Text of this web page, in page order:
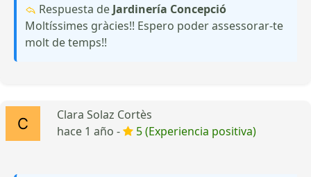
Respuesta de Jardinería Concepció
Moltíssimes gràcies!! Espero poder assessorar-te
molt de temps!!
Clara Solaz Cortès
hace 1 año -
5 (Experiencia positiva)